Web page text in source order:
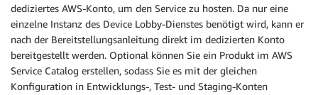
dediziertes AWS-Konto, um den Service zu hosten. Da nur eine
einzelne Instanz des Device Lobby-Dienstes benötigt wird, kann er
nach der Bereitstellungsanleitung direkt im dedizierten Konto
bereitgestellt werden. Optional können Sie ein Produkt im AWS
Service Catalog erstellen, sodass Sie es mit der gleichen
Konfiguration in Entwicklungs-, Test- und Staging-Konten